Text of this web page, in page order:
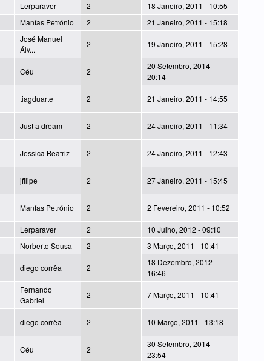
Lerparaver 2
18 Janeiro, 2011 - 10:55
Manfas Petrónio 2
21 Janeiro, 2011 - 15:18
José Manuel
Álv...
2 19 Janeiro, 2011 - 15:28
Céu 2
20 Setembro, 2014 -
20:14
tiagduarte 2 21 Janeiro, 2011 - 14:55
Just a dream 2 24 Janeiro, 2011 - 11:34
Jessica Beatriz 2 24 Janeiro, 2011 - 12:43
jfilipe 2 27 Janeiro, 2011 - 15:45
Manfas Petrónio 2 2 Fevereiro, 2011 - 10:52
Lerparaver 2
10 Julho, 2012 - 09:10
Norberto Sousa 2
3 Março, 2011 - 10:41
diego corrêa 2
18 Dezembro, 2012 -
16:46
Fernando
Gabriel
2 7 Março, 2011 - 10:41
diego corrêa 2 10 Março, 2011 - 13:18
Céu 2
30 Setembro, 2014 -
23:54